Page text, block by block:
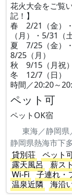
花火大会をご覧
記！】
春 2/21（金）
（月）・5/31（土
夏 7/25（金）
8/25（月）
秋 9/15（月祝）
冬 12/7（日）
時間／20:20～
ペット可
ペットOK宿
東海／静岡
静岡県熱海市下
貸別荘
ペット
露天風呂
薪ス
Wi-Fi
子連れ・
温泉近隣
海沿